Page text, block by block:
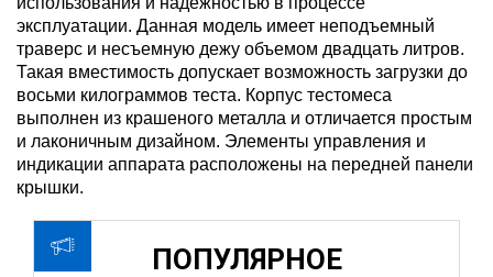
эксплуатации. Данная модель имеет неподъемный
траверс и несъемную дежу объемом двадцать литров.
Такая вместимость допускает возможность загрузки до
восьми килограммов теста. Корпус тестомеса
выполнен из крашеного металла и отличается простым
и лаконичным дизайном. Элементы управления и
индикации аппарата расположены на передней панели
крышки.
ПОПУЛЯРНОЕ